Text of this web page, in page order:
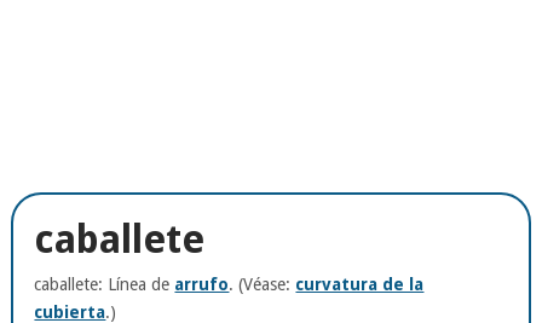
caballete
caballete: Línea de arrufo. (Véase: curvatura de la
cubierta.)